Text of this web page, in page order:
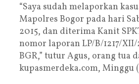
“Saya sudah melaporkan
Mapolres Bogor pada hari
2015, dan diterima Kanit
nomor laporan LP/B/1217/XII/
BGR,” tutur Agus, orang tua
kupasmerdeka.com, Minggu